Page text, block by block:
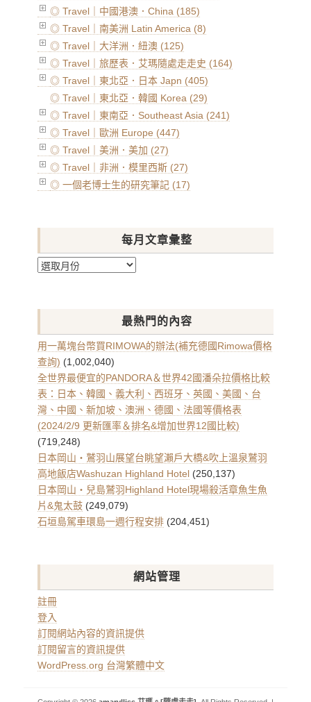
◎ Travel｜中國港澳．China (185)
◎ Travel｜南美洲 Latin America (8)
◎ Travel｜大洋洲．紐澳 (125)
◎ Travel｜旅歷表．艾瑪隨處走走史 (164)
◎ Travel｜東北亞．日本 Japn (405)
◎ Travel｜東北亞．韓國 Korea (29)
◎ Travel｜東南亞．Southeast Asia (241)
◎ Travel｜歐洲 Europe (447)
◎ Travel｜美洲．美加 (27)
◎ Travel｜非洲．模里西斯 (27)
◎ 一個老博士生的研究筆記 (17)
每月文章彙整
每
章
整
最熱門的內容
用一萬塊台幣買RIMOWA的辦法(補充德國Rimowa價格
查詢) (1,002,040)
全世界最便宜的PANDORA＆世界42國潘朵拉價格比較
表：日本、韓國、義大利、西班牙、英國、美國、台
灣、中國、新加坡、澳洲、德國、法國等價格表
(2024/2/9 更新匯率＆排名&增加世界12國比較)
(719,248)
日本岡山・鷲羽山展望台眺望瀨戶大橋&吹上溫泉鷲羽
高地飯店Washuzan Highland Hotel (250,137)
日本岡山・兒島鷲羽Highland Hotel現場殺活章魚生魚
片&鬼太鼓 (249,079)
石垣島駕車環島一週行程安排 (204,451)
網站管理
註冊
登入
訂閱網站內容的資訊提供
訂閱留言的資訊提供
WordPress.org 台灣繁體中文